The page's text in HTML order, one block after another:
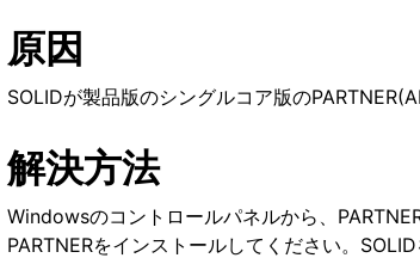
of チュートリアル
of ユーザーガイド
of SOLID-OS
of SOLID-IDE
of SOLID ツールチェーン
原因
SOLIDが製品版のシングルコア版の
解決方法
Windowsのコントロールパネルから、
PARTNERをインストールしてください。